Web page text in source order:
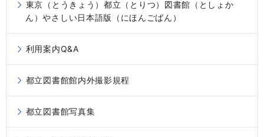
東京（とうきょう）都立（とりつ）図書館（としょか
ん）やさしい日本語版（にほんごばん）
利用案内Q&A
都立図書館館内外撮影規程
都立図書館写真集